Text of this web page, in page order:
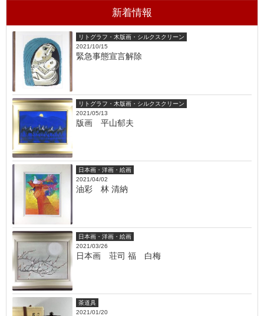
新着情報
リトグラフ・木版画・シルクスクリーン
2021/10/15
緊急事態宣言解除
リトグラフ・木版画・シルクスクリーン
2021/05/13
版画 平山郁夫
日本画・洋画・絵画
2021/04/02
油彩 林 清納
日本画・洋画・絵画
2021/03/26
日本画 荘司 福 白梅
茶道具
2021/01/20